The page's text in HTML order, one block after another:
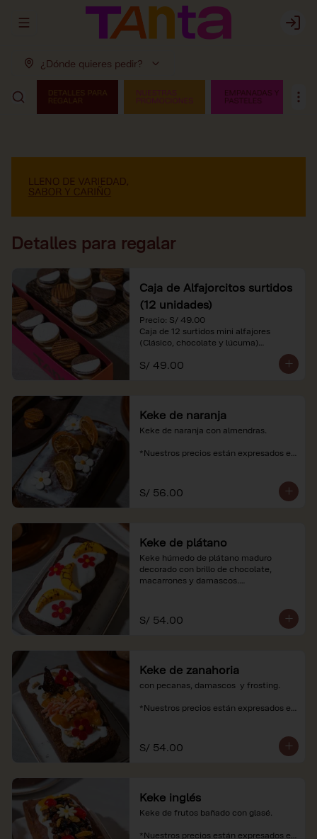
Abrir menu de navegación Login
¿Dónde quieres pedir?
Detalles para regalar
Caja de Alfajorcitos surtidos
(12 unidades)
Precio: S/ 49.00
Caja de 12 surtidos mini alfajores
(Clásico, chocolate y lúcuma)
*Nuestros precios están expresados en
S/ 49.00
Keke de naranja
Keke de naranja con almendras.
*Nuestros precios están expresados en
S/ 56.00
Keke de plátano
Keke húmedo de plátano maduro
decorado con brillo de chocolate,
macarrones y damascos.
soles e incluyen impuestos de ley y
recargo al consumo.
S/ 54.00
Keke de zanahoria
con pecanas, damascos  y frosting.
*Nuestros precios están expresados en
S/ 54.00
Keke inglés
Keke de frutos bañado con glasé.
*Nuestros precios están expresados en